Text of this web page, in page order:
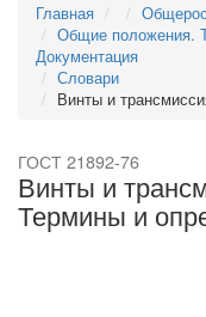
Главная
Общие положения.
Документация
Словари
Винты и
ГОСТ 21892-76
Винты и
Термины и